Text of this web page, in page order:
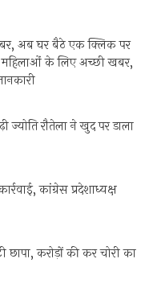
अब घर बैठे एक क्लिक पर
महिलाओं के लिए अच्छी खबर,
ज्योति रौतेला ने खुद पर डाला
कांग्रेस प्रदेशाध्यक्ष
छापा, करोड़ों की कर चोरी का